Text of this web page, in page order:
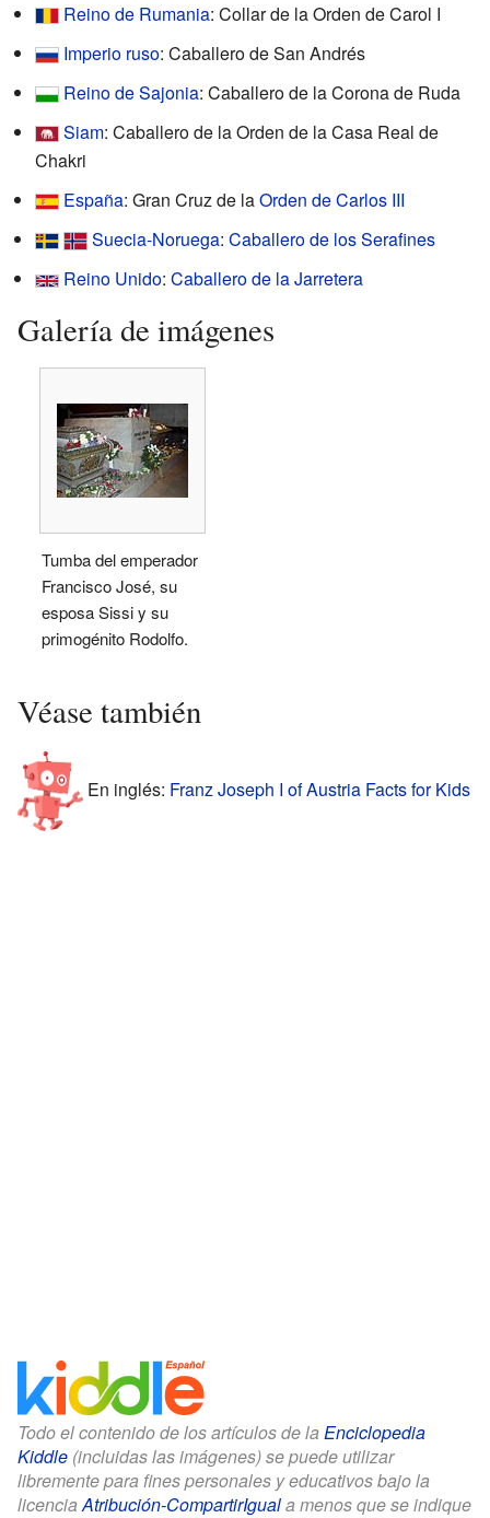
Reino de Rumania: Collar de la Orden de Carol I
Imperio ruso: Caballero de San Andrés
Reino de Sajonia: Caballero de la Corona de Ruda
Siam: Caballero de la Orden de la Casa Real de
Chakri
España: Gran Cruz de laOrden de Carlos III
Suecia-Noruega: Caballero de los Serafines
Reino Unido: Caballero de la Jarretera
Galería de imágenes
Tumba del emperador
Francisco José, su
esposa Sissi y su
primogénito Rodolfo.
Véase también
En inglés: Franz Joseph I of Austria Facts for Kids
Todo el contenido de los artículos de la Enciclopedia
Kiddle (incluidas las imágenes) se puede utilizar
libremente para fines personales y educativos bajo la
licenciaAtribución-CompartirIguala menos que se indique